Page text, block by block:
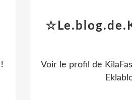
Voir le profil de